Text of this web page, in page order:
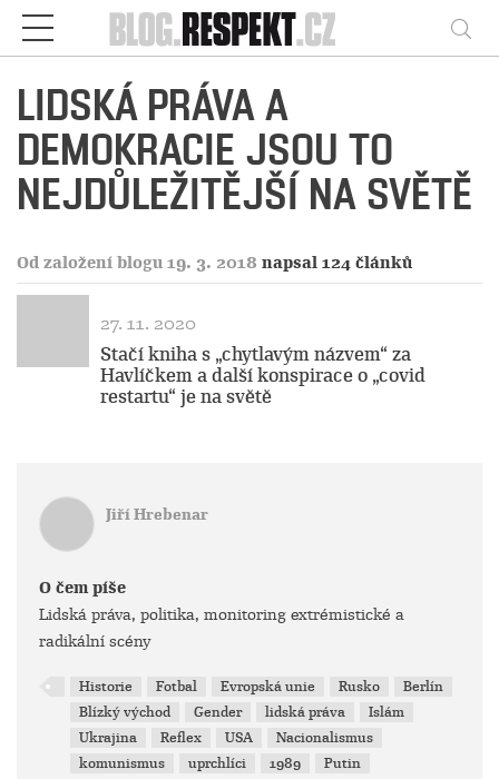
Respekt
LIDSKÁ PRÁVA A
DEMOKRACIE JSOU TO
NEJDŮLEŽITĚJŠÍ NA SVĚTĚ
Od založení blogu 19. 3. 2018 napsal 124 článků
27. 11. 2020
Stačí kniha s „chytlavým názvem“ za
Havlíčkem a další konspirace o „covid
restartu“ je na světě
Jiří Hrebenar
O čem píše
Lidská práva, politika, monitoring extrémistické a
radikální scény
Historie Fotbal Evropská unie Rusko
Berlín
Blízký východ
Gender lidská práva
Islám
Ukrajina
Reflex USA
Nacionalismus
komunismus
uprchlíci 1989
Putin